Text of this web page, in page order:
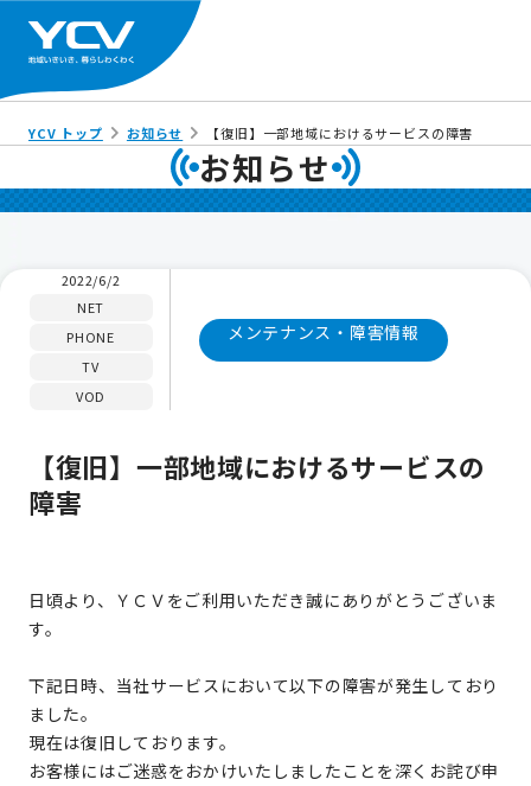
YCV トップ お知らせ 【復旧】一部地域におけるサービスの障害
お知らせ
2022/6/2
NET
PHONE
TV
VOD
メンテナンス・障害情報
【復旧】一部地域におけるサービスの
障害
日頃より、ＹＣＶをご利用いただき誠にありがとうございま
す。
下記日時、当社サービスにおいて以下の障害が発生しており
ました。
現在は復旧しております。
お客様にはご迷惑をおかけいたしましたことを深くお詫び申